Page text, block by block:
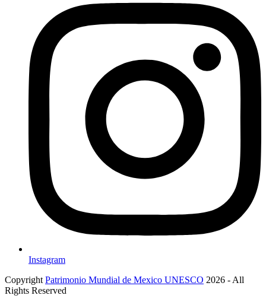
Instagram
Copyright Patrimonio Mundial de Mexico UNESCO 2026 - All
Rights Reserved